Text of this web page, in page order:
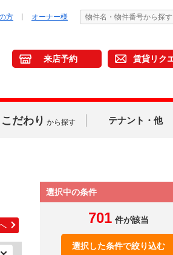
方 オーナー様
来店予約 賃貸リク
こだわり から探す テナント・他
選択中の条件
701 件が該当
選択した条件で絞り込む